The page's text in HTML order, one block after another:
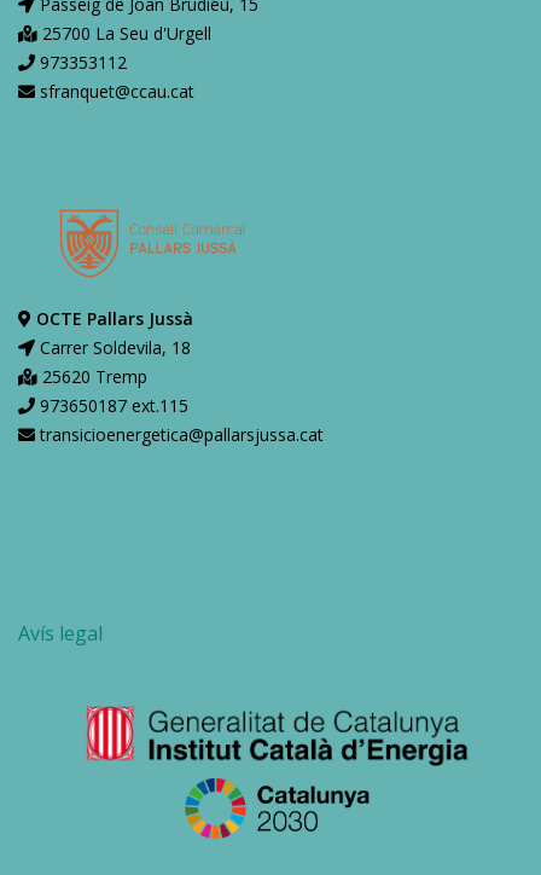
25700 La Seu d'Urgell
973353112
sfranquet@ccau.cat
OCTE Pallars Jussà
Carrer Soldevila, 18
25620 Tremp
973650187 ext.115
transicioenergetica@pallarsjussa.cat
Avís legal